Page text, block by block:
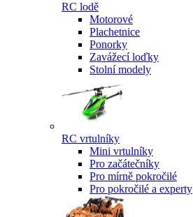
RC lodě
Motorové
Plachetnice
Ponorky
Zavážecí loďky
Stolní modely
RC vrtulníky
Mini vrtulníky
Pro začátečníky
Pro mírně pokročilé
Pro pokročilé a experty